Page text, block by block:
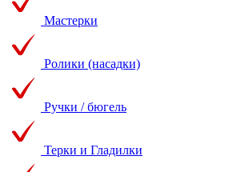
Мастерки
Ролики (насадки)
Ручки / бюгель
Терки и Гладилки